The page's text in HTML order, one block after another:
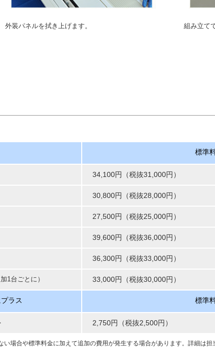
外装パネルを拭き上げます。 組み立て
標準
34,100円（税抜31,000円）
30,800円（税抜28,000円）
27,500円（税抜25,000円）
39,600円（税抜36,000円）
36,300円（税抜33,000円）
1台ごとに） 33,000円（税抜30,000円）
ラス 標準
2,750円（税抜2,500円）
場合や標準料金に加えて追加の費用が発生する場合があります。詳細は担